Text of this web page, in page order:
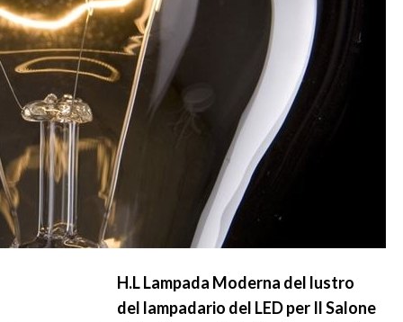
H.L Lampada Moderna del lustro
del lampadario del LED per Il Salone